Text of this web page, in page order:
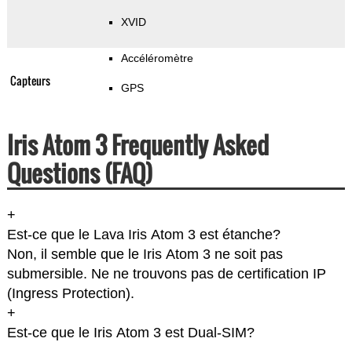
XVID
Capteurs
Accéléromètre
GPS
Iris Atom 3 Frequently Asked
Questions (FAQ)
+
Est-ce que le Lava Iris Atom 3 est étanche?
Non, il semble que le Iris Atom 3 ne soit pas
submersible. Ne ne trouvons pas de certification IP
(Ingress Protection).
+
Est-ce que le Iris Atom 3 est Dual-SIM?